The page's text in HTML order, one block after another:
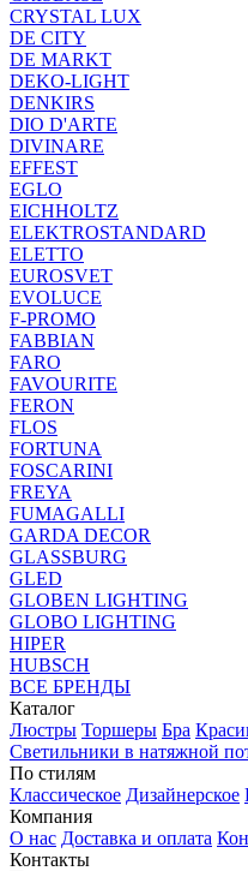
CRYSTAL LUX
DE CITY
DE MARKT
DEKO-LIGHT
DENKIRS
DIO D'ARTE
DIVINARE
EFFEST
EGLO
EICHHOLTZ
ELEKTROSTANDARD
ELETTO
EUROSVET
EVOLUCE
F-PROMO
FABBIAN
FARO
FAVOURITE
FERON
FLOS
FORTUNA
FOSCARINI
FREYA
FUMAGALLI
GARDA DECOR
GLASSBURG
GLED
GLOBEN LIGHTING
GLOBO LIGHTING
HIPER
HUBSCH
ВСЕ БРЕНДЫ
Каталог
Люстры Торшеры Бра
Светильники в натяжной
По стилям
Классическое Дизайнерское
Компания
О нас Доставка и оплата
Контакты